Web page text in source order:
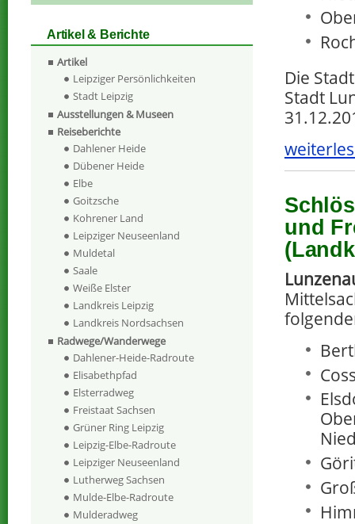
Die
Stadt
und
Artikel & Berichte
Artikel
Leipziger Persönlichkeiten
Stadt Leipzig
Ausstellungen & Museen
Reiseberichte
Dahlener Heide
Dübener Heide
Elbe
Goitzsche
Kohrener Land
Leipziger Neuseenland
Muldetal
Saale
Weiße Elster
Landkreis Leipzig
Landkreis Nordsachsen
Radwege/Wanderwege
Dahlener-Heide-Radroute
Elisabethpfad
Elsterradweg
Freistaat Sachsen
Grüner Ring Leipzig
Leipzig-Elbe-Radroute
Leipziger Neuseenland
Lutherweg Sachsen
Mulde-Elbe-Radroute
Mulderadweg